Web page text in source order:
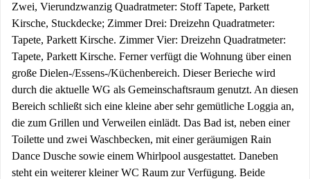
Zwei, Vierundzwanzig Quadratmeter: Stoff Tapete, Parkett
Kirsche, Stuckdecke; Zimmer Drei: Dreizehn Quadratmeter:
Tapete, Parkett Kirsche. Zimmer Vier: Dreizehn Quadratmeter:
Tapete, Parkett Kirsche. Ferner verfügt die Wohnung über einen
große Dielen-/Essens-/Küchenbereich. Dieser Berieche wird
durch die aktuelle WG als Gemeinschaftsraum genutzt. An diesen
Bereich schließt sich eine kleine aber sehr gemütliche Loggia an,
die zum Grillen und Verweilen einlädt. Das Bad ist, neben einer
Toilette und zwei Waschbecken, mit einer geräumigen Rain
Dance Dusche sowie einem Whirlpool ausgestattet. Daneben
steht ein weiterer kleiner WC Raum zur Verfügung. Beide